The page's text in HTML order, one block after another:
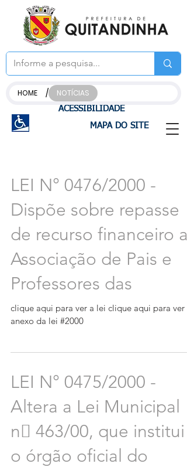
ACESSIBILIDADE
MAPA DO SITE
HOME / NOTÍCIAS
LEI N° 0476/2000 -
Dispõe sobre repasse
de recurso financeiro a
Associação de Pais e
Professores das
clique aqui para ver a lei clique aqui para ver
anexo da lei #2000
LEI N° 0475/2000 -
Altera a Lei Municipal
n 463/00, que institui
o órgão oficial do